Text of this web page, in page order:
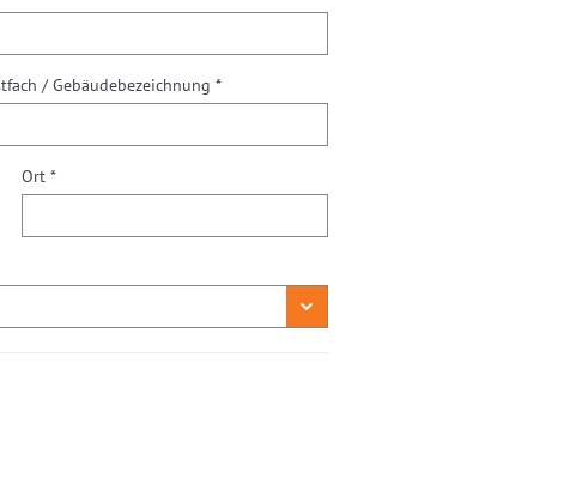
/ Gebäudebezeichnung *
Ort *